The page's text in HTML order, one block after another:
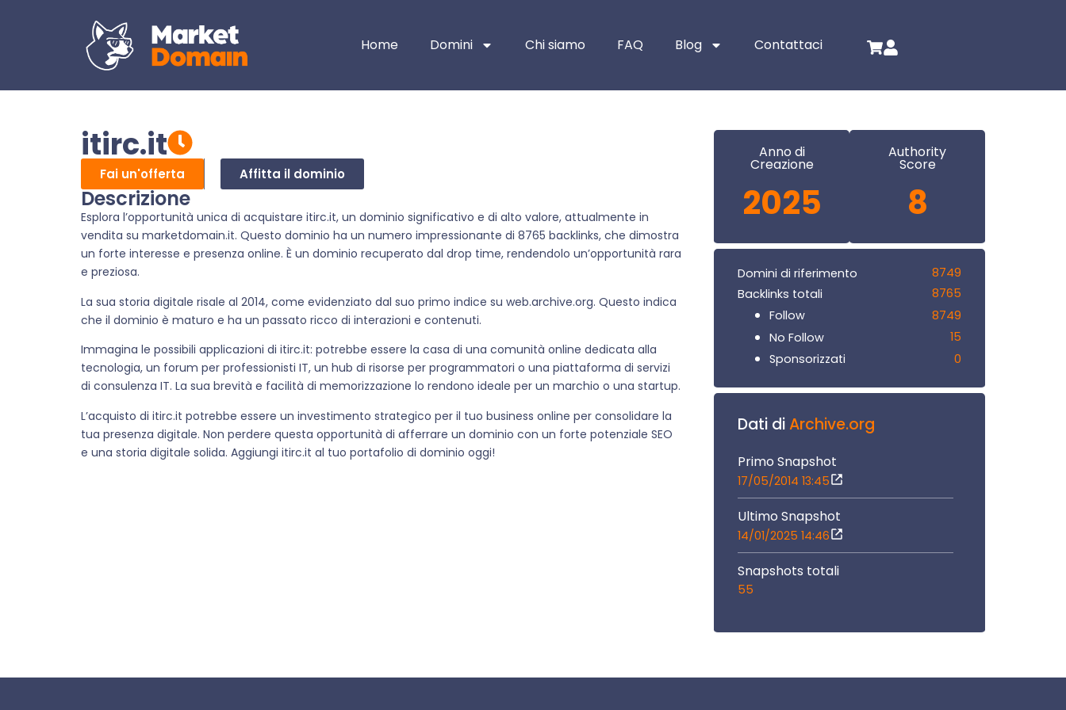
Home Domini Chi siamo FAQ Blog Contattaci
itirc.it
Fai un'offerta Affitta il dominio
Descrizione
Esplora l’opportunità unica di acquistare itirc.it, un dominio significativo e di alto valore, attualmente in
vendita su marketdomain.it. Questo dominio ha un numero impressionante di 8765 backlinks, che dimostra
un forte interesse e presenza online. È un dominio recuperato dal drop time, rendendolo un’opportunità rara
e preziosa.
La sua storia digitale risale al 2014, come evidenziato dal suo primo indice su web.archive.org. Questo indica
che il dominio è maturo e ha un passato ricco di interazioni e contenuti.
Immagina le possibili applicazioni di itirc.it: potrebbe essere la casa di una comunità online dedicata alla
tecnologia, un forum per professionisti IT, un hub di risorse per programmatori o una piattaforma di servizi
di consulenza IT. La sua brevità e facilità di memorizzazione lo rendono ideale per un marchio o una startup.
L’acquisto di itirc.it potrebbe essere un investimento strategico per il tuo business online per consolidare la
tua presenza digitale. Non perdere questa opportunità di afferrare un dominio con un forte potenziale SEO
e una storia digitale solida. Aggiungi itirc.it al tuo portafolio di dominio oggi!
Anno di
Creazione
2025
Authority
Score
8
Domini di riferimento
8749
Backlinks totali
8765
Follow
8749
No Follow
15
Sponsorizzati
0
Dati diArchive.org
Primo Snapshot
17/05/2014 13:45
Ultimo Snapshot
14/01/2025 14:46
Snapshots totali
55